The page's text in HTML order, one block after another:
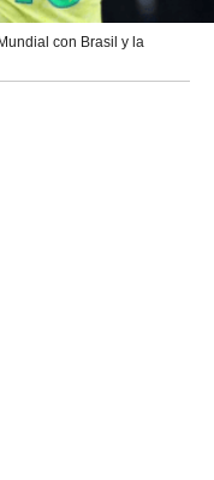
con Brasil y la